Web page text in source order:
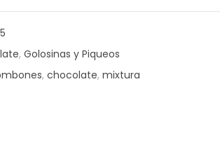
,Golosinas y Piqueos
,chocolate,mixtura